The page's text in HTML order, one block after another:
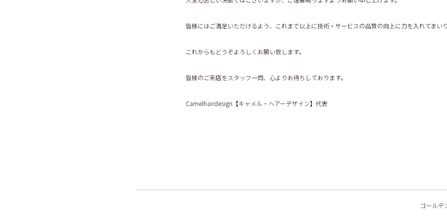
皆様にはご満足いただけるよう、これまで以上に技術・サービスの品質の向上に力を入れてまいり
これからもどうぞよろしくお願い致します。
皆様のご来店をスタッフ一同、心よりお待ちしております。
Camelhairdesign【キャメル・ヘアーデザイン】代表
ゴールデ